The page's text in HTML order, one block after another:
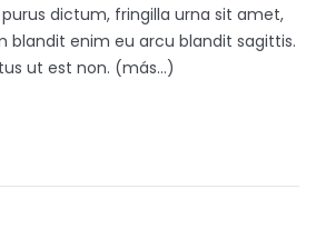
dictum, fringilla urna sit amet,
blandit enim eu arcu blandit sagittis.
ut est non. (más…)